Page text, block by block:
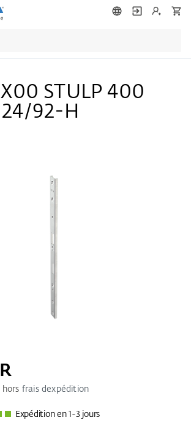
STULP 400
92-H
hors frais dexpédition
Expédition en 1-3 jours